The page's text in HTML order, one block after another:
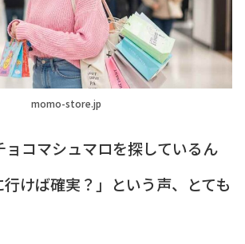
momo-store.jp
ョコマシュマロを探しているん
けば確実？」という声、とても